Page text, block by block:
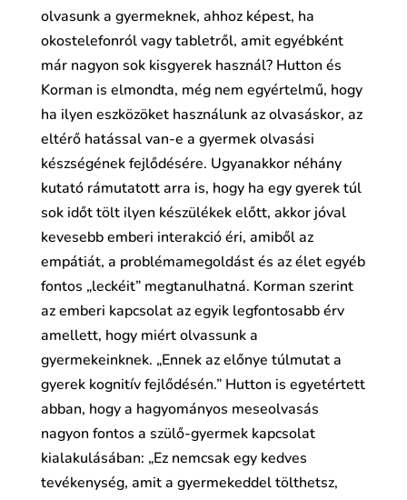
olvasunk a gyermeknek, ahhoz képest, ha
okostelefonról vagy tabletről, amit egyébként
már nagyon sok kisgyerek használ? Hutton és
Korman is elmondta, még nem egyértelmű, hogy
ha ilyen eszközöket használunk az olvasáskor, az
eltérő hatással van-e a gyermek olvasási
készségének fejlődésére. Ugyanakkor néhány
kutató rámutatott arra is, hogy ha egy gyerek túl
sok időt tölt ilyen készülékek előtt, akkor jóval
kevesebb emberi interakció éri, amiből az
empátiát, a problémamegoldást és az élet egyéb
fontos „leckéit” megtanulhatná. Korman szerint
az emberi kapcsolat az egyik legfontosabb érv
amellett, hogy miért olvassunk a
gyermekeinknek. „Ennek az előnye túlmutat a
gyerek kognitív fejlődésén.” Hutton is egyetértett
abban, hogy a hagyományos meseolvasás
nagyon fontos a szülő-gyermek kapcsolat
kialakulásában: „Ez nemcsak egy kedves
tevékenység, amit a gyermekeddel tölthetsz,